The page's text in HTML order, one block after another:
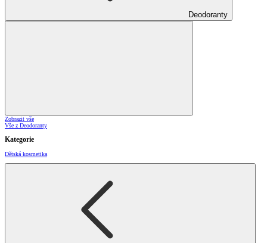
Deodoranty
Zobrazit vše
Vše z Deodoranty
Kategorie
Dětská kosmetika